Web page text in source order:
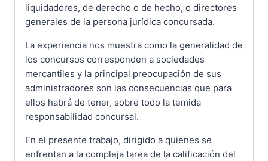
liquidadores, de derecho o de hecho, o directores
generales de la persona jurídica concursada.
La experiencia nos muestra como la generalidad de
los concursos corresponden a sociedades
mercantiles y la principal preocupación de sus
administradores son las consecuencias que para
ellos habrá de tener, sobre todo la temida
responsabilidad concursal.
En el presente trabajo, dirigido a quienes se
enfrentan a la compleja tarea de la calificación del